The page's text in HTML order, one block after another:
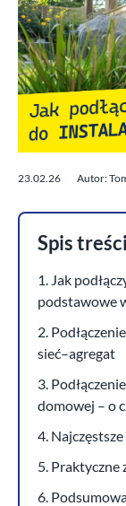
23.02.26 Autor:
Spis treści
1. Jak
podstawowe
2.
sieć–agregat
3.
domowej – o
4.
5. Praktyczne
6.